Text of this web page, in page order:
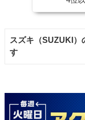
スズキ（SUZUKI）
す